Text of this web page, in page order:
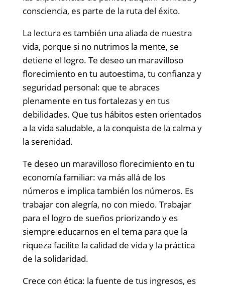
consciencia, es parte de la ruta del éxito.
La lectura es también una aliada de nuestra
vida, porque si no nutrimos la mente, se
detiene el logro. Te deseo un maravilloso
florecimiento en tu autoestima, tu confianza y
seguridad personal: que te abraces
plenamente en tus fortalezas y en tus
debilidades. Que tus hábitos esten orientados
a la vida saludable, a la conquista de la calma y
la serenidad.
Te deseo un maravilloso florecimiento en tu
economía familiar: va más allá de los
números e implica también los números. Es
trabajar con alegría, no con miedo. Trabajar
para el logro de sueños priorizando y es
siempre educarnos en el tema para que la
riqueza facilite la calidad de vida y la práctica
de la solidaridad.
Crece con ética: la fuente de tus ingresos, es